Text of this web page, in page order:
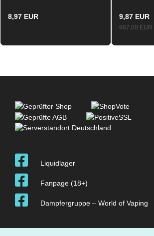
8,97 EUR 9,87 EUR
987,00 EUR
Liquidlager
Fanpage (18+)
Dampfergruppe – World of Vaping